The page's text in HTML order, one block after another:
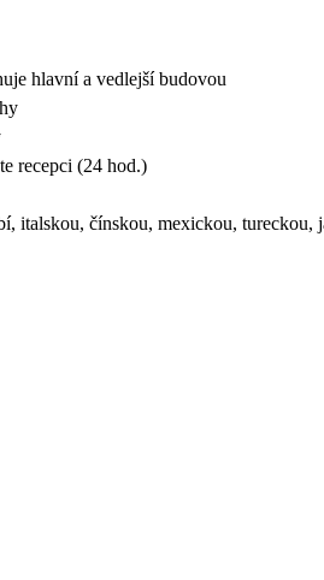
hlavní a vedlejší budovou
recepci (24 hod.)
italskou, čínskou, mexickou, tureckou,